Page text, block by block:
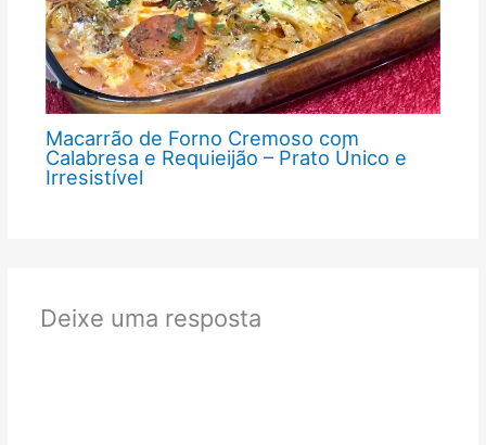
Macarrão de Forno Cremoso com
Calabresa e Requieijão – Prato Único e
Irresistível
Deixe uma resposta